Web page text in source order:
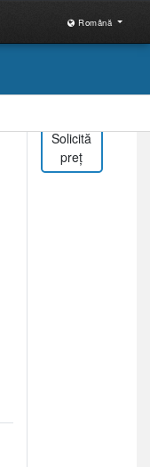
Română
Solicită
preț